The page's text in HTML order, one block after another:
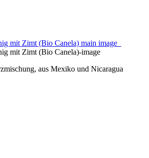
aus Mexiko und Nicaragua